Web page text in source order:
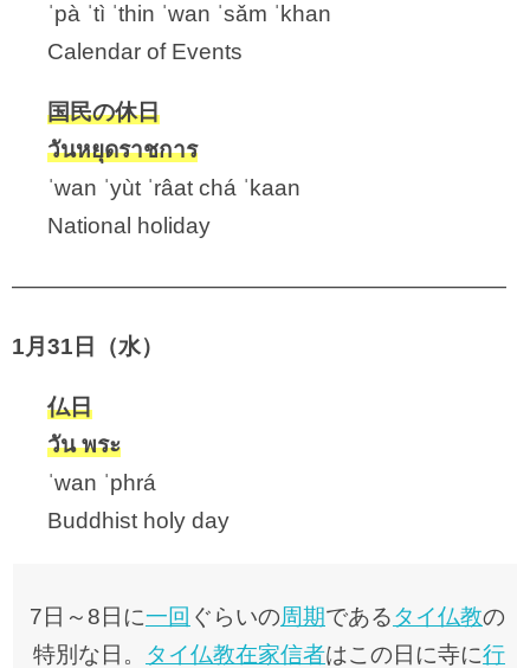
ˈpà ˈtì ˈthin ˈwan ˈsǎm ˈkhan
Calendar of Events
国民の休日
วันหยุดราชการ
ˈwan ˈyùt ˈrâat chá ˈkaan
National holiday
——————————————————————
1月31日（水）
仏日
วัน พระ
ˈwan ˈphrá
Buddhist holy day
7日～8日に一回 ぐらいの周期であるタイ仏教の
特別な日。 タイ仏教在家信者はこの日に寺に行